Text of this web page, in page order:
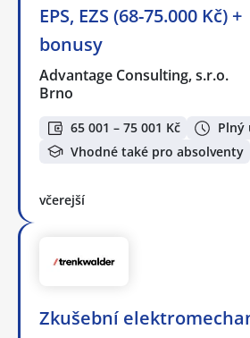
EPS, EZS (68-75.000 Kč) +
bonusy
Advantage Consulting, s.r.o.
Brno
65 001 – 75 001 Kč
Plný
Vhodné také pro absolventy
včerejší
Zkušební